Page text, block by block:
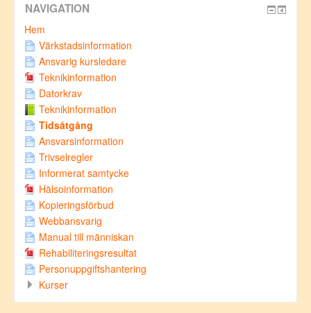
NAVIGATION
Hem
Värkstadsinformation
Ansvarig kursledare
Teknikinformation
Datorkrav
Teknikinformation
Tidsåtgång
Ansvarsinformation
Trivselregler
Informerat samtycke
Hälsoinformation
Kopieringsförbud
Webbansvarig
Manual till människan
Rehabiliteringsresultat
Personuppgiftshantering
Kurser